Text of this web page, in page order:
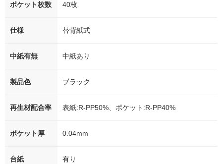
ポケット枚数 40枚
仕様 替背紙式
中紙有無 中紙あり
製品色 ブラック
再生材配合率 表紙:R-PP50%、ポケット:R-PP40%
ポケット厚 0.04mm
台紙 有り